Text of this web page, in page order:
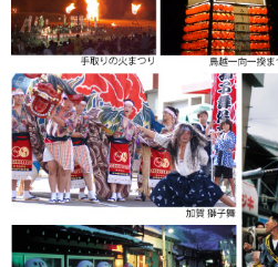
最近はテレビの影響もあり、北陸で
た、鯉口シャツに股引きを着る若い
京の三社祭など関東のお祭りがテレ
じるからだと思います。
東京の着こなしはイキでイナセを感
て体にフィットした着こなしが揃う
うに思います。また、女性の祭衣装
ります。